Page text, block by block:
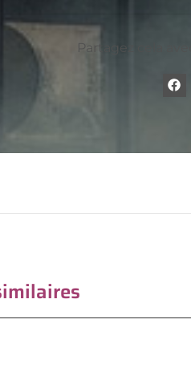
Partagez cela